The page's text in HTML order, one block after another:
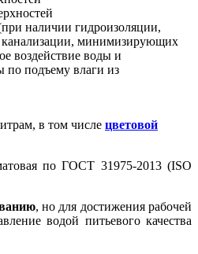
наличии гидроизоляции,
канализации, минимизирующих
воздействие воды и
по подъему влаги из
в том числе цветовой
по ГОСТ 31975-2013 (ISO
, но для достижения рабочей
водой питьевого качества